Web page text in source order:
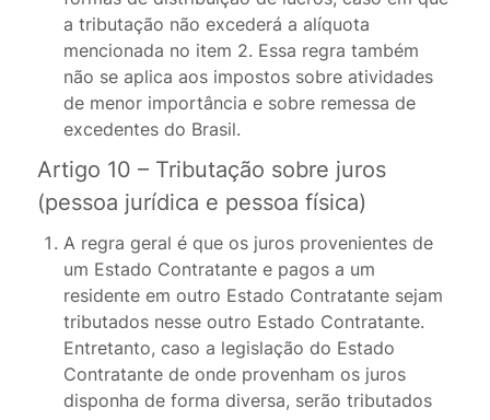
a tributação não excederá a alíquota
mencionada no item 2. Essa regra também
não se aplica aos impostos sobre atividades
de menor importância e sobre remessa de
excedentes do Brasil.
Artigo 10 – Tributação sobre juros
(pessoa jurídica e pessoa física)
A regra geral é que os juros provenientes de
um Estado Contratante e pagos a um
residente em outro Estado Contratante sejam
tributados nesse outro Estado Contratante.
Entretanto, caso a legislação do Estado
Contratante de onde provenham os juros
disponha de forma diversa, serão tributados